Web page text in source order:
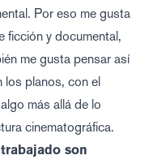
Por eso me gusta
ficción y documental,
me gusta pensar así
los planos, con el
más allá de lo
cinematográfica.
son